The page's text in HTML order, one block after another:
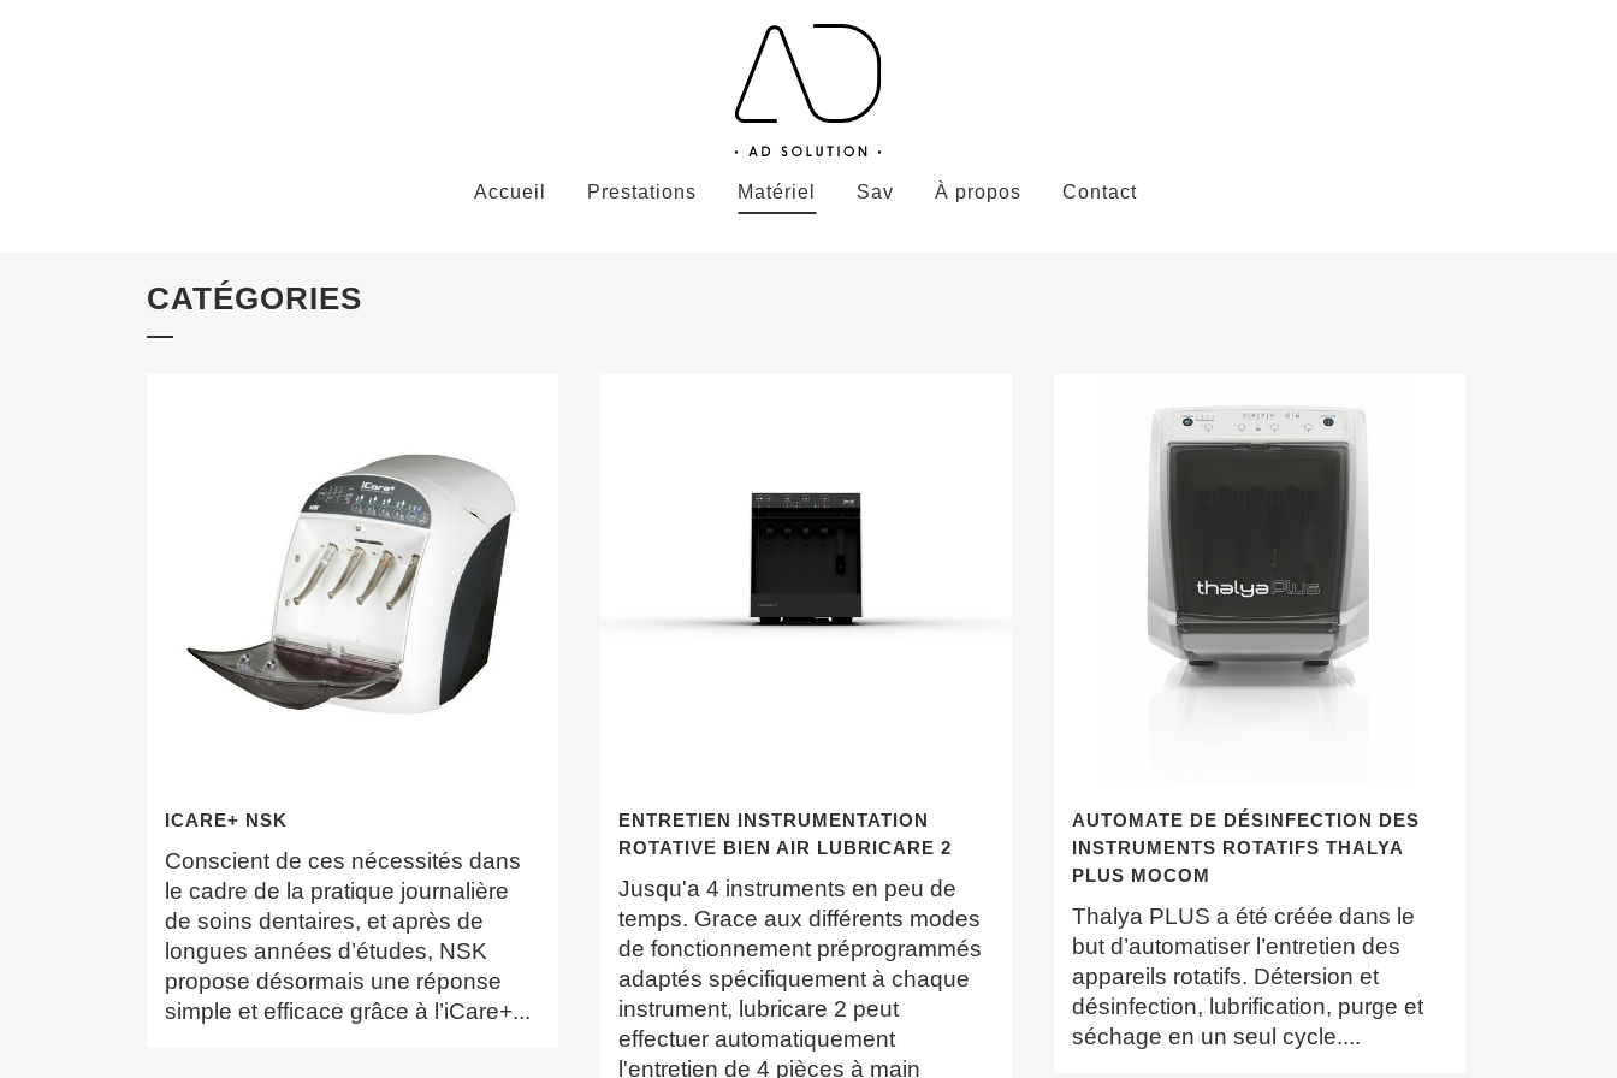
Accueil Prestations Matériel Sav À propos Contact
CATÉGORIES
ICARE+ NSK
Conscient de ces nécessités dans
le cadre de la pratique journalière
de soins dentaires, et après de
longues années d’études, NSK
propose désormais une réponse
simple et efficace grâce à l’iCare+...
ENTRETIEN INSTRUMENTATION
ROTATIVE BIEN AIR LUBRICARE 2
Jusqu'a 4 instruments en peu de
temps. Grace aux différents modes
de fonctionnement préprogrammés
adaptés spécifiquement à chaque
instrument, lubricare 2 peut
effectuer automatiquement
l'entretien de 4 pièces à main
AUTOMATE DE DÉSINFECTION DES
INSTRUMENTS ROTATIFS THALYA
PLUS MOCOM
Thalya PLUS a été créée dans le
but d’automatiser l’entretien des
appareils rotatifs. Détersion et
désinfection, lubrification, purge et
séchage en un seul cycle....